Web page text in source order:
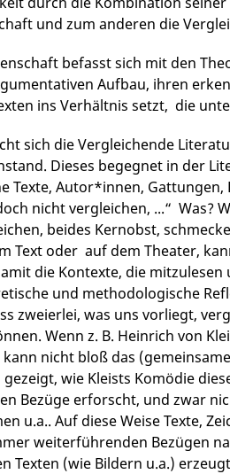
und zum anderen die
befasst sich mit den
Aufbau, ihren
ins Verhältnis setzt, die
sich die Vergleichende
Dieses begegnet in der
Texte, Autor*innen,
nicht vergleichen, ...“
beides Kernobst,
Text oder auf dem Theater,
die Kontexte, die
und methodologische
zweierlei, was uns vorliegt,
Wenn z. B. Heinrich von
kann nicht bloß das
wie Kleists Komödie
Bezüge erforscht, und zwar
u.a.. Auf diese Weise Texte,
weiterführenden Bezügen
Texten (wie Bildern u.a.)